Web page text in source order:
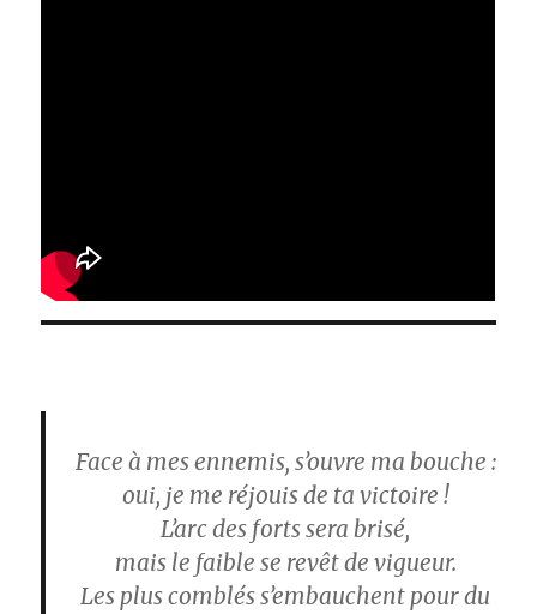
Face à mes ennemis, s’ouvre ma bouche :
oui, je me réjouis de ta victoire !
L’arc des forts sera brisé,
mais le faible se revêt de vigueur.
Les plus comblés s’embauchent pour du